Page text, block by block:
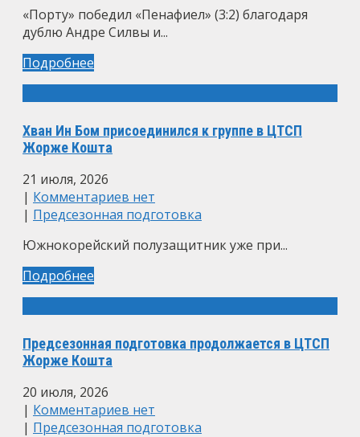
«Порту» победил «Пенафиел» (3:2) благодаря
дублю Андре Силвы и...
Подробнее
Хван Ин Бом присоединился к группе в ЦТСП
Жорже Кошта
21 июля, 2026
| Комментариев нет
| Предсезонная подготовка
Южнокорейский полузащитник уже при...
Подробнее
Предсезонная подготовка продолжается в ЦТСП
Жорже Кошта
20 июля, 2026
| Комментариев нет
| Предсезонная подготовка